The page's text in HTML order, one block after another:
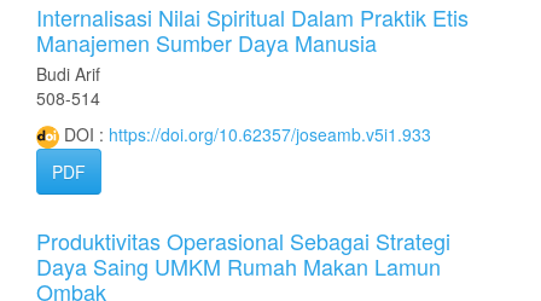
Internalisasi Nilai Spiritual Dalam Praktik Etis
Manajemen Sumber Daya Manusia
Budi Arif
508-514
DOI : https://doi.org/10.62357/joseamb.v5i1.933
PDF
Produktivitas Operasional Sebagai Strategi
Daya Saing UMKM Rumah Makan Lamun
Ombak